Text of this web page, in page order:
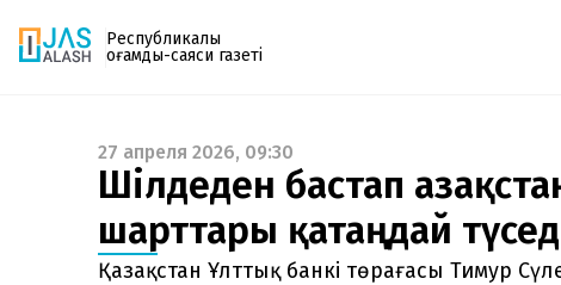
Республикалық
қоғамдық-саяси газеті
Газетке жазылу
PDF форматтағы газетті ай сайын электронды
поштаңызға алып отырыңыз. Жаңа нөмір
шыққан сәтте сізге бірден жіберіледі. Тек email
енгізіңіз, біз қалғанын өзіміз жібереміз.
27 апреля 2026, 09:30
Шілдеден бастап
шарттары қатаңдай
Қазақстан Ұлттық банкі төрағасы Тимур